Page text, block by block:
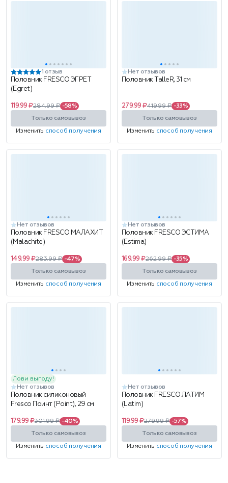
1 отзыв
Половник FRESCO ЭГРЕТ
(Egret)
119.99 ₽284.99 ₽ -58%
Только самовывоз
Изменить способ получения
Нет отзывов
Половник TalleR, 31 см
279.99 ₽419.99 ₽ -33%
Только самовывоз
Изменить способ получения
Нет отзывов
Половник FRESCO МАЛАХИТ
(Malachite)
149.99 ₽283.99 ₽ -47%
Только самовывоз
Изменить способ получения
Нет отзывов
Половник FRESCO ЭСТИМА
(Estima)
169.99 ₽262.99 ₽ -35%
Только самовывоз
Изменить способ получения
Лови выгоду!
Нет отзывов
Половник силиконовый
Fresco Поинт (Point), 29 см
179.99 ₽301.99 ₽ -40%
Только самовывоз
Изменить способ получения
Нет отзывов
Половник FRESCO ЛАТИМ
(Latim)
119.99 ₽279.99 ₽ -57%
Только самовывоз
Изменить способ получения